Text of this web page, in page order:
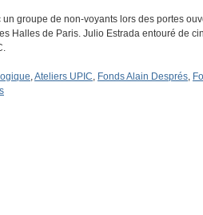
groupe de non-voyants lors des portes
Halles de Paris. Julio Estrada entouré de
,Ateliers UPIC, Fonds Alain Després,